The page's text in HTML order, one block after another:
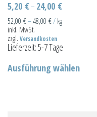
5,20 €– 24,00 €
52,00 €–48,00 €/ kg
inkl. MwSt.
zzgl. Versandkosten
Lieferzeit:5-7 Tage
Ausführung wählenProdukt